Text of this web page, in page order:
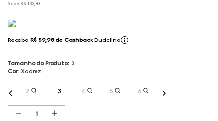
3x de R$ 133,30
Receba R$ 59,98 de Cashback Dudalina
Tamanho do Produto: 3
Cor: Xadrez
2 3 4 5 6